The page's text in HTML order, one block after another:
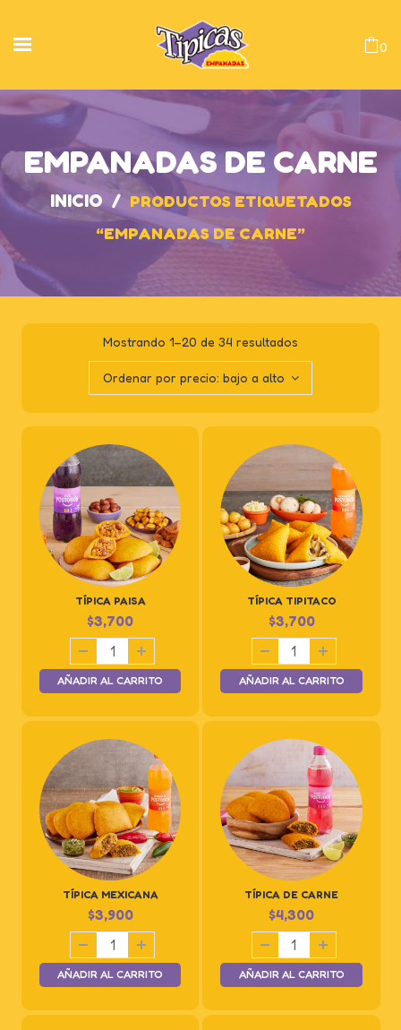
0
EMPANADAS DE CARNE
INICIO / PRODUCTOS ETIQUETADOS
“EMPANADAS DE CARNE”
Mostrando 1–20 de 34 resultados
Ordenar por precio: bajo a alto
TÍPICA PAISA
$3,700
AÑADIR AL CARRITO
TÍPICA TIPITACO
$3,700
AÑADIR AL CARRITO
TÍPICA MEXICANA
$3,900
AÑADIR AL CARRITO
TÍPICA DE CARNE
$4,300
AÑADIR AL CARRITO